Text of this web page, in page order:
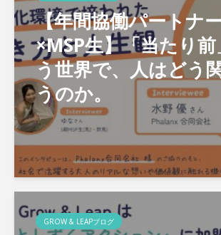
【年間協働パートナ
×MSP生】「当たり
う世界で、人はどう
うのか。
GROW & LEAPブログ